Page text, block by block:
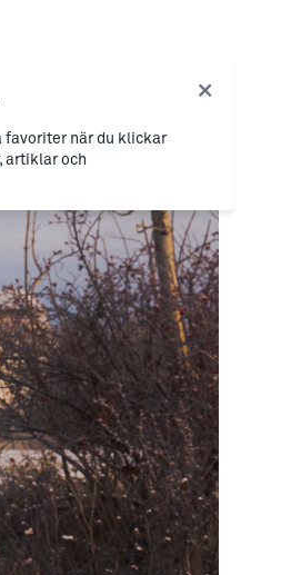
favoriter när du klickar
artiklar och